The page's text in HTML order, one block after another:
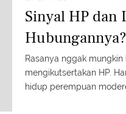
Sinyal HP dan
Hubungannya?
Rasanya nggak
mengikutsertakan HP.
hidup perempuan